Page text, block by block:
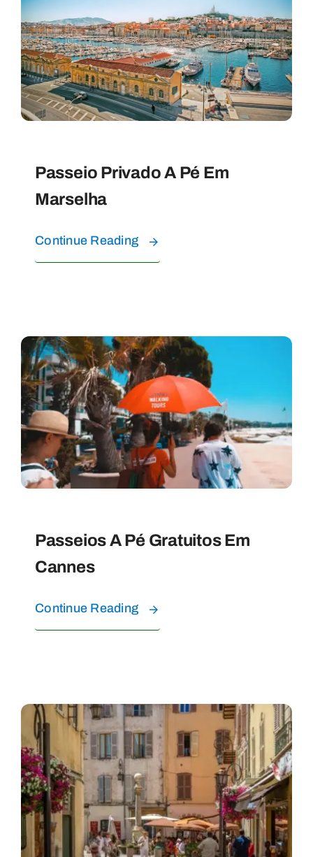
Passeio Privado A Pé Em
Marselha
Continue Reading
Passeios A Pé Gratuitos Em
Cannes
Continue Reading